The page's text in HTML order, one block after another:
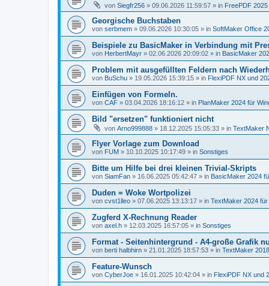
von Siegfr256 » 09.06.2026 11:59:57 » in FreePDF
Georgische Buchstaben
von serbmem » 09.06.2026 10:30:05 » in SoftMaker Office
Beispiele zu BasicMaker in Verbindung mit
von HerbertMayr » 02.06.2026 20:09:02 » in BasicMaker
Problem mit ausgefüllten Feldern nach
von BuSchu » 19.05.2026 15:39:15 » in FlexiPDF NX und
Einfügen von Formeln.
von CAF » 03.04.2026 18:16:12 » in PlanMaker 2024 für
Bild "ersetzen" funktioniert nicht
von Arno999888 » 18.12.2025 15:05:33 » in TextMaker
Flyer Vorlage zum Download
von FUM » 10.10.2025 10:17:49 » in Sonstiges
Bitte um Hilfe bei drei kleinen Trivial-Skripts
von SiamFan » 16.06.2025 05:42:47 » in BasicMaker 2024
Duden = Woke Wortpolizei
von cvst1lleo » 07.06.2025 13:13:17 » in TextMaker 2024 für
Zugferd X-Rechnung Reader
von axel.h » 12.03.2025 16:57:05 » in Sonstiges
Format - Seitenhintergrund - A4-große Grafik
von berti halbhirn » 21.01.2025 18:57:53 » in TextMaker
Feature-Wunsch
von CyberJoe » 16.01.2025 10:42:04 » in FlexiPDF NX und